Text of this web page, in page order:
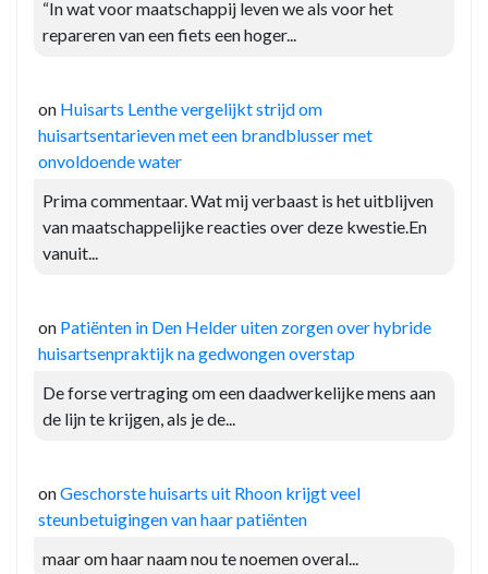
“In wat voor maatschappij leven we als voor het
repareren van een fiets een hoger...
on Huisarts Lenthe vergelijkt strijd om
huisartsentarieven met een brandblusser met
onvoldoende water
Prima commentaar. Wat mij verbaast is het uitblijven
van maatschappelijke reacties over deze kwestie.En
vanuit...
on Patiënten in Den Helder uiten zorgen over hybride
huisartsenpraktijk na gedwongen overstap
De forse vertraging om een daadwerkelijke mens aan
de lijn te krijgen, als je de...
onGeschorste huisarts uit Rhoon krijgt veel
steunbetuigingen van haar patiënten
maar om haar naam nou te noemen overal...